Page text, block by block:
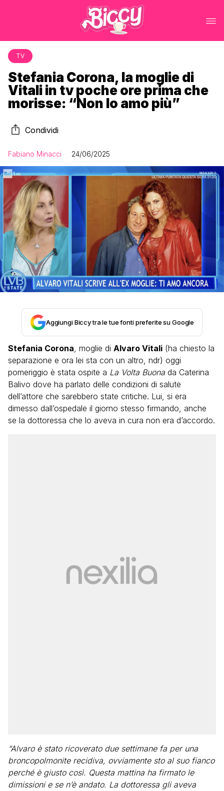
TV
Stefania Corona, la moglie di
Vitali in tv poche ore prima che
morisse: “Non lo amo più”
Condividi
Fabiano Minacci 24/06/2025
Aggiungi Biccy tra le tue fonti preferite su Google
Stefania Corona, moglie di Alvaro Vitali (ha chiesto la
separazione e ora lei sta con un altro, ndr) oggi
pomeriggio è stata ospite a La Volta Buona da Caterina
Balivo dove ha parlato delle condizioni di salute
dell’attore che sarebbero state critiche. Lui, si era
dimesso dall’ospedale il giorno stesso firmando, anche
se la dottoressa che lo aveva in cura non era d’accordo.
“Alvaro è stato ricoverato due settimane fa per una
broncopolmonite recidiva, ovviamente sto al suo fianco
perché è giusto così. Questa mattina ha firmato le
dimissioni e se n’è andato. La dottoressa gli aveva